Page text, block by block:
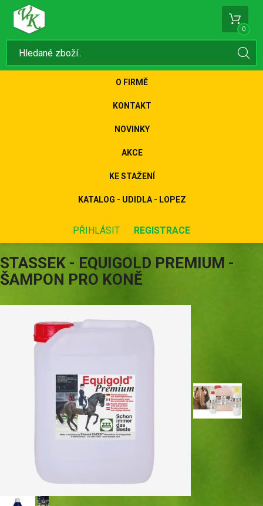
0
O FIRMĚ
KONTAKT
NOVINKY
AKCE
KE STAŽENÍ
KATALOG - UDIDLA - LOPEZ
PŘIHLÁSIT REGISTRACE
STASSEK - EQUIGOLD PREMIUM -
ŠAMPON PRO KONĚ